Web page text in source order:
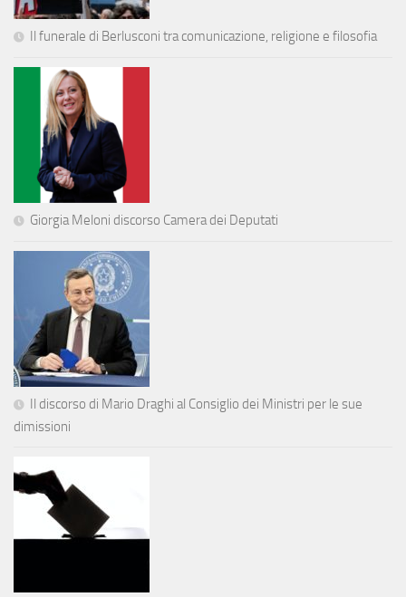
Il funerale di Berlusconi tra comunicazione, religione e filosofia
Giorgia Meloni discorso Camera dei Deputati
Il discorso di Mario Draghi al Consiglio dei Ministri per le sue
dimissioni